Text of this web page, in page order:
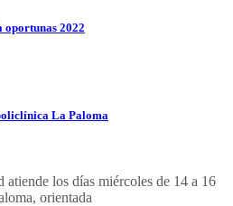
oportunas 2022
La Paloma
los días miércoles de 14 a 16
orientada